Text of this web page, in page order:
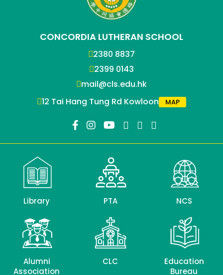
CONCORDIA LUTHERAN SCHOOL
2380 8837
2399 0143
mail@cls.edu.hk
12 Tai Hang Tung Rd Kowloon
MAP
Library PTA NCS
Alumni
Association
CLC
Education
Bureau